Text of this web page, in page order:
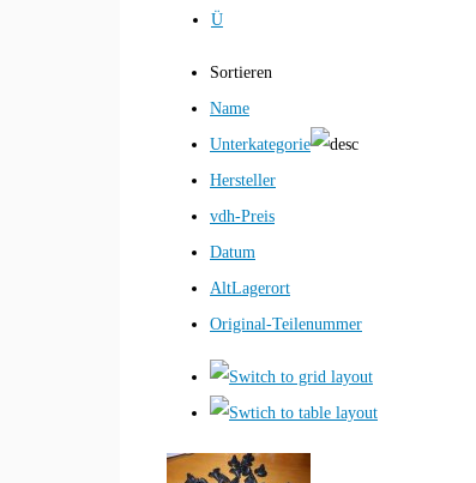
Ü
Sortieren
Name
Unterkategorie
Hersteller
vdh-Preis
Datum
AltLagerort
Original-Teilenummer